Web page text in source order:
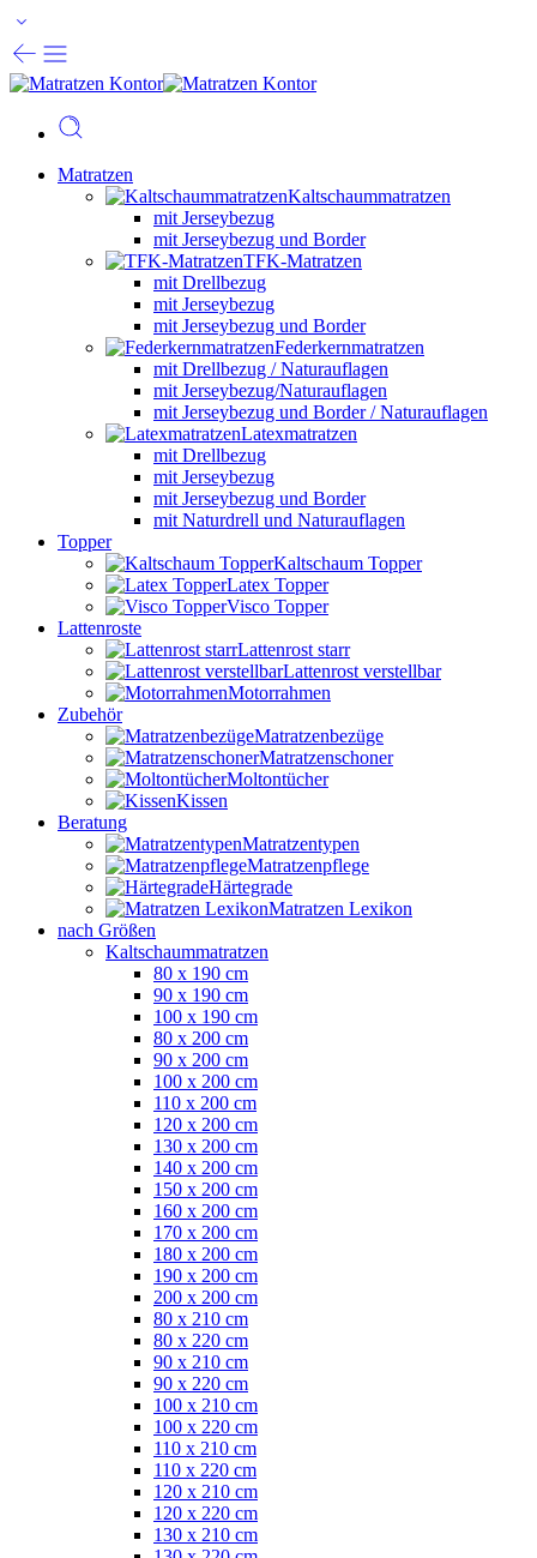
Matratzen
Kaltschaummatratzen
mit Jerseybezug
mit Jerseybezug und Border
TFK-Matratzen
mit Drellbezug
mit Jerseybezug
mit Jerseybezug und Border
Federkernmatratzen
mit Drellbezug / Naturauflagen
mit Jerseybezug/Naturauflagen
mit Jerseybezug und Border / Naturauflagen
Latexmatratzen
mit Drellbezug
mit Jerseybezug
mit Jerseybezug und Border
mit Naturdrell und Naturauflagen
Topper
Kaltschaum Topper
Latex Topper
Visco Topper
Lattenroste
Lattenrost starr
Lattenrost verstellbar
Motorrahmen
Zubehör
Matratzenbezüge
Matratzenschoner
Moltontücher
Kissen
Beratung
Matratzentypen
Matratzenpflege
Härtegrade
Matratzen Lexikon
nach Größen
Kaltschaummatratzen
80 x 190 cm
90 x 190 cm
100 x 190 cm
80 x 200 cm
90 x 200 cm
100 x 200 cm
110 x 200 cm
120 x 200 cm
130 x 200 cm
140 x 200 cm
150 x 200 cm
160 x 200 cm
170 x 200 cm
180 x 200 cm
190 x 200 cm
200 x 200 cm
80 x 210 cm
80 x 220 cm
90 x 210 cm
90 x 220 cm
100 x 210 cm
100 x 220 cm
110 x 210 cm
110 x 220 cm
120 x 210 cm
120 x 220 cm
130 x 210 cm